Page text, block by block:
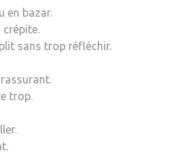
en bazar.
sans trop réfléchir.
trop.